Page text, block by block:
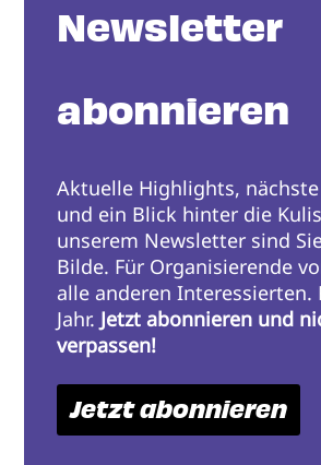
Newsletter
abonnieren
Aktuelle Highlights,
und ein Blick hinter die
unserem Newsletter sind
Bilde. Für Organisierende
alle anderen Interessierten.
Jahr. Jetzt abonnieren und
verpassen!
Jetzt abonnieren